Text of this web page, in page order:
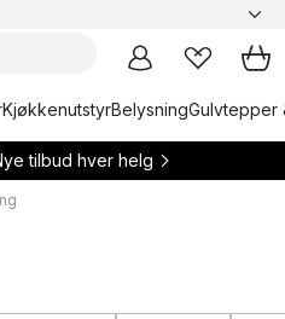
KjøkkenutstyrBelysningGulvtepper
tilbud hver helg